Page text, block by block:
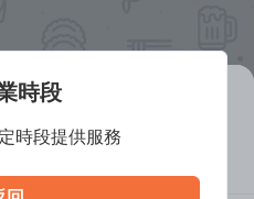
時段
時段提供服務